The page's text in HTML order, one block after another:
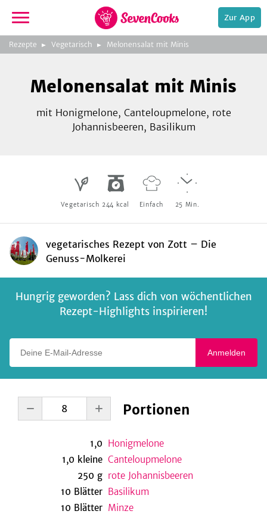
zur
Startseite
Zur App
Rezepte Vegetarisch Melonensalat mit Minis
Melonensalat mit Minis
mit Honigmelone, Canteloupmelone, rote
Johannisbeeren, Basilikum
Vegetarisch 244 kcal Einfach 25 Min.
vegetarisches Rezept von Zott – Die
Genuss-Molkerei
Hungrig geworden? Lass dich von wöchentlichen
Rezept-Highlights inspirieren!
Anmelden
Portionen
1,0 Honigmelone
1,0 kleine Canteloupmelone
250 g rote Johannisbeeren
10 Blätter Basilikum
10 Blätter Minze